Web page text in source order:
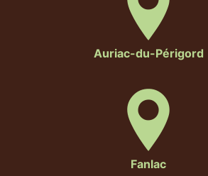
Auriac-du-Périgord
Fanlac